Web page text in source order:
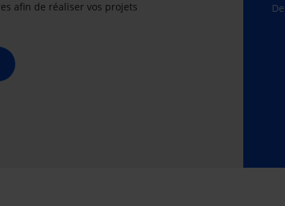
afin de réaliser vos projets